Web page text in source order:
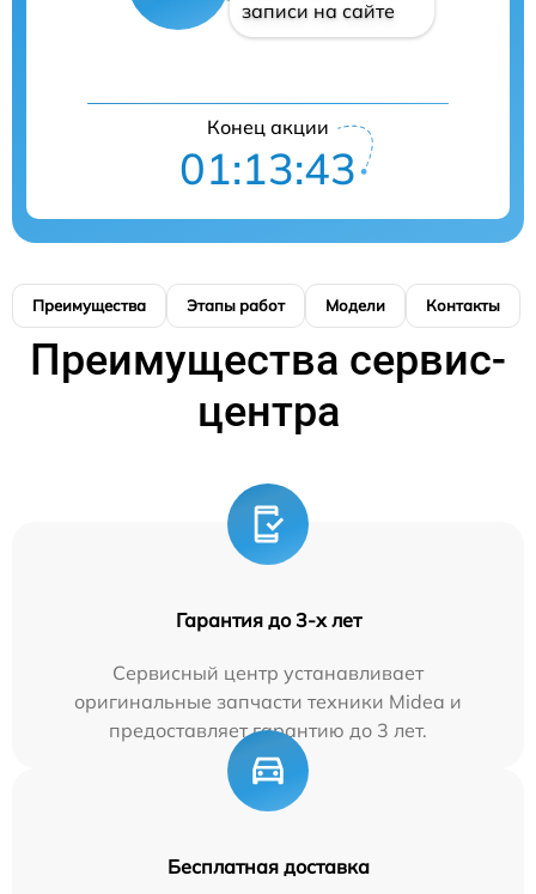
записи на сайте
Конец акции
01:13:42
Преимущества Этапы работ Модели Контакты
Преимущества сервис-
центра
Гарантия до 3-х лет
Сервисный центр устанавливает
оригинальные запчасти техники Midea и
предоставляет гарантию до 3 лет.
Бесплатная доставка